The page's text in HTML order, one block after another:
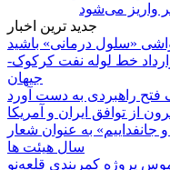
جدید ترین اخبار
خط لوله نفت کرکوک-
جیهان
فتح راهبردی به دست آورد
از توافق ایران و آمریکا
جانفداییم» به عنوان شعار
سال هیئت ها
پروژه کمربندی قلعه‌نو